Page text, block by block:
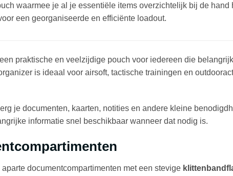
waarmee je al je essentiële items overzichtelijk bij de
een georganiseerde en efficiënte loadout.
praktische en veelzijdige pouch voor iedereen die
is ideaal voor airsoft, tactische trainingen en
je documenten, kaarten, notities en andere kleine
informatie snel beschikbaar wanneer dat nodig is.
documentcompartimenten met een stevige